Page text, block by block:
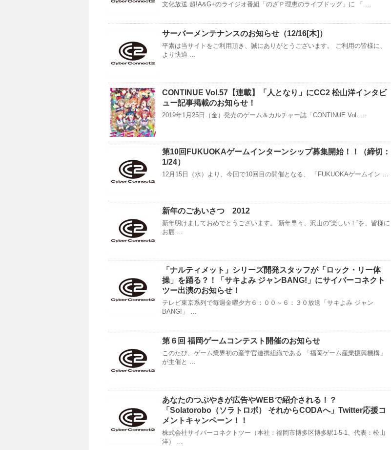
文化放送 超!A&G+のライジオ番組「のざＰ理恵のライブドッグ」に 「 …
サーバーメンテナンスのお知らせ（12/16[木]）
平素は当サイトをご利用頂き、誠にありがとうございます。 ご利用の皆様に、
より快適 …
CONTINUE Vol.57【連載】「人となり」にCC2 松山洋インタビ
ュー記事掲載のお知らせ！
2019年1月25日（金）発売のゲーム＆カルチャー誌「CONTINUE Vol. …
第10回FUKUOKAゲームインターンシップ募集開始！！（締切：
1/24）
12月15日（水）より、今回で10回目の開催となる、 「FUKUOKAゲームイン …
新年のごあいさつ 2012
新年明けましておめでとうございます。 新年早々、沢山の“楽しい！”を、皆様に
お届 …
「ナルティメット」シリーズ開発スタッフが「ロック・リー体
操」を踊る？！「サキよみ ジャンBANG!」にサイバーコネクト
ツー出演のお知らせ！
テレビ東京系列で毎週金曜夕方６：００～６：３０放送「サキよみ ジャン
BANG!」 …
第６回 福岡ゲームコンテスト開催のお知らせ
このたび、ゲーム業界初の産学官連携組織である 「福岡ゲーム産業振興機構」
が主催と …
あなたのつぶやきが広告やWEBで紹介される！？
「Solatorobo（ソラトロボ） それからCODAへ」Twitter応援コ
メントキャンペーン！！
株式会社サイバーコネクトツー（本社：福岡市博多区博多駅1-5-1、代表：松山
洋） …